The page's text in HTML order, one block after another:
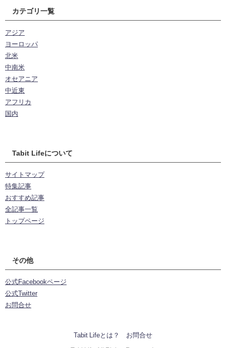
カテゴリ一覧
アジア
ヨーロッパ
北米
中南米
オセアニア
中近東
アフリカ
国内
Tabit Lifeについて
サイトマップ
特集記事
おすすめ記事
全記事一覧
トップページ
その他
公式Facebookページ
公式Twitter
お問合せ
Tabit Lifeとは？ お問合せ